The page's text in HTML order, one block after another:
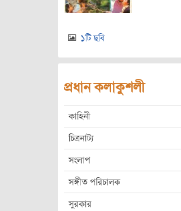
১টি ছবি
প্রধান কলাকুশলী
কাহিনী
চিত্রনাট্য
সংলাপ
সঙ্গীত পরিচালক
সুরকার